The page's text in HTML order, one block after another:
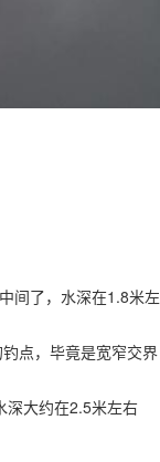
间了，水深在1.8米左
点，毕竟是宽窄交界
深大约在2.5米左右